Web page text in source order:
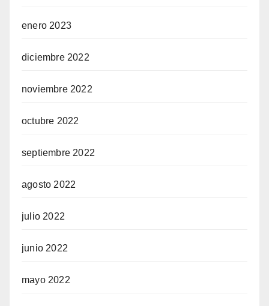
enero 2023
diciembre 2022
noviembre 2022
octubre 2022
septiembre 2022
agosto 2022
julio 2022
junio 2022
mayo 2022